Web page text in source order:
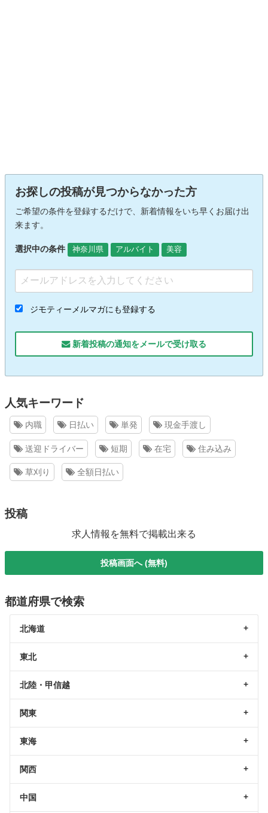
お探しの投稿が見つからなかった方
ご希望の条件を登録するだけで、新着情報をいち早くお届け出
来ます。
選択中の条件 神奈川県 アルバイト 美容
ジモティーメルマガにも登録する
新着投稿の通知をメールで受け取る
人気キーワード
内職 日払い 単発 現金手渡し
送迎ドライバー 短期 在宅 住み込み
草刈り 全額日払い
投稿
求人情報を無料で掲載出来る
投稿画面へ (無料)
都道府県で検索
北海道
東北
北陸・甲信越
関東
東海
関西
中国